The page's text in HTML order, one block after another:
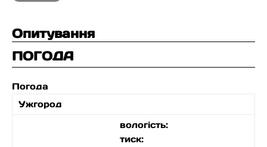
Опитування
ПОГОДА
Погода
Ужгород
вологість:
тиск: